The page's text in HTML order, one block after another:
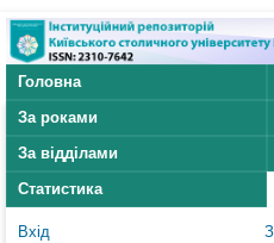
Головна
За роками
За відділами
Статистика
Вхід